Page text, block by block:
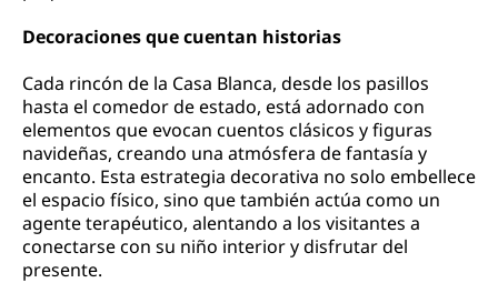
Decoraciones que cuentan historias
Cada rincón de la Casa Blanca, desde los pasillos
hasta el comedor de estado, está adornado con
elementos que evocan cuentos clásicos y figuras
navideñas, creando una atmósfera de fantasía y
encanto. Esta estrategia decorativa no solo embellece
el espacio físico, sino que también actúa como un
agente terapéutico, alentando a los visitantes a
conectarse con su niño interior y disfrutar del
presente.